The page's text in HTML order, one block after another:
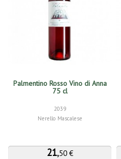
Palmentino Rosso Vino di Anna
75 cl
2039
Nerello Mascalese
21,50 €